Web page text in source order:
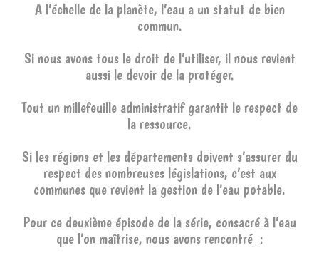
A l’échelle de la planète, l’eau a un statut de bien
commun.
Si nous avons tous le droit de l’utiliser, il nous revient
aussi le devoir de la protéger.
Tout un millefeuille administratif garantit le respect de
la ressource.
Si les régions et les départements doivent s’assurer du
respect des nombreuses législations, c’est aux
communes que revient la gestion de l’eau potable.
Pour ce deuxième épisode de la série, consacré à l’eau
que l’on maîtrise, nous avons rencontré :